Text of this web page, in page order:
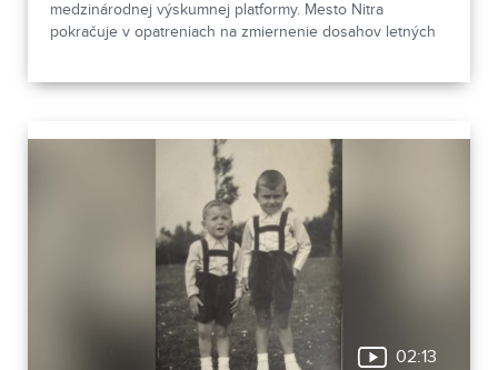
medzinárodnej výskumnej platformy. Mesto Nitra
pokračuje v opatreniach na zmiernenie dosahov letných
02:13